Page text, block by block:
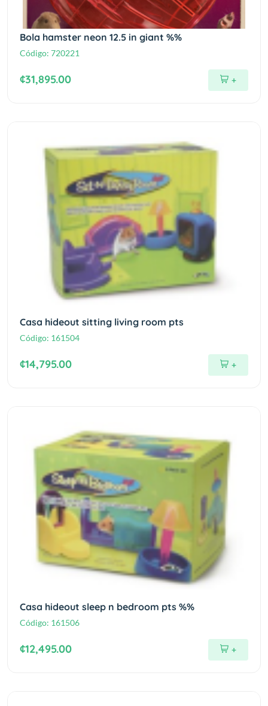
Bola hamster neon 12.5 in giant %%
Código: 720221
¢31,895.00 +
Casa hideout sitting living room pts
Código: 161504
¢14,795.00 +
Casa hideout sleep n bedroom pts %%
Código: 161506
¢12,495.00 +